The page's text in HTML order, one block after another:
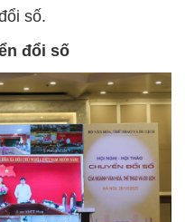
số.
đổi số